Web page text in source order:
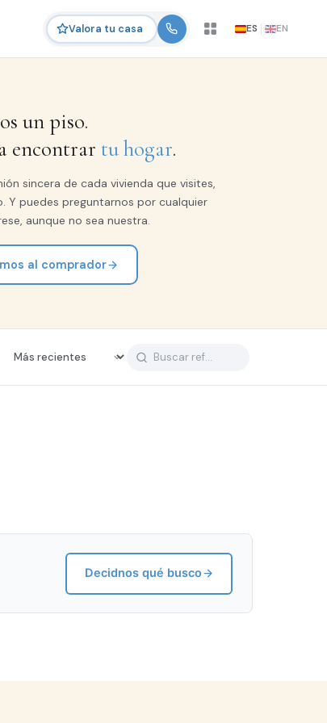
Valora tu casa ES EN
un piso.
encontrar tu hogar.
sincera de cada vivienda que visites,
Y puedes preguntarnos por cualquier
aunque no sea nuestra.
al comprador
Decidnos qué busco